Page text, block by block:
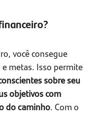
você consegue
metas. Isso permite
sobre seu
objetivos com
do caminho. Com o